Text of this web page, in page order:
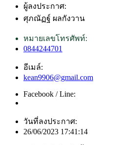
ผู้ลงประกาศ:
ศุภณัฏฐ์ ผลกังวาน
หมายเลขโทรศัพท์:
0844244701
อีเมล์:
kean9906@gmail.com
Facebook / Line:
วันที่ลงประกาศ:
26/06/2023 17:41:14